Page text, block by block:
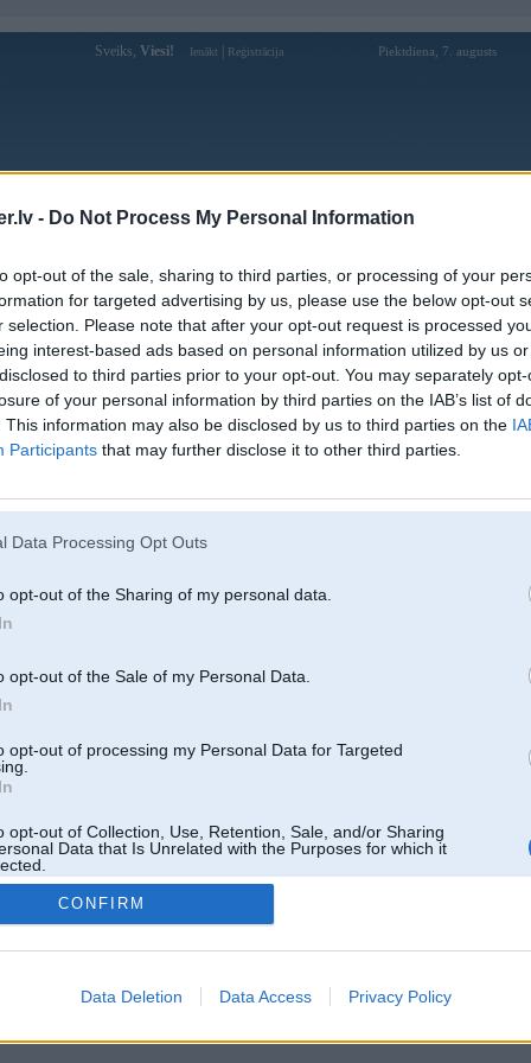
- Do Not Process My Personal Information
opt-out of the sale, sharing to third parties, or processing of your
for targeted advertising by us, please use the below opt-out
selection. Please note that after your opt-out request is processed
interest-based ads based on personal information utilized by us
to third parties prior to your opt-out. You may separately
of your personal information by third parties on the IAB’s list of
This information may also be disclosed by us to third parties on the
Participants that may further disclose it to other third parties.
Data Processing Opt Outs
opt-out of the Sharing of my personal data.
opt-out of the Sale of my Personal Data.
opt-out of processing my Personal Data for Targeted
opt-out of Collection, Use, Retention, Sale, and/or Sharing
Data that Is Unrelated with the Purposes for which it
CONFIRM
Data Deletion Data Access Privacy Policy
Sveiks, Viesi! Ienākt Reģistrācija Piektdiena, 7. augusts
Forums Galerijas Reģistrācija Lietotāji
2009
2009, 10:33
2009, 10:33
nav E30, galvenajā lomā
2009, 09:48
pasākums bijis, vismaz nav pilns ar penšiem
Reģistrēties
un nav saistīts ar